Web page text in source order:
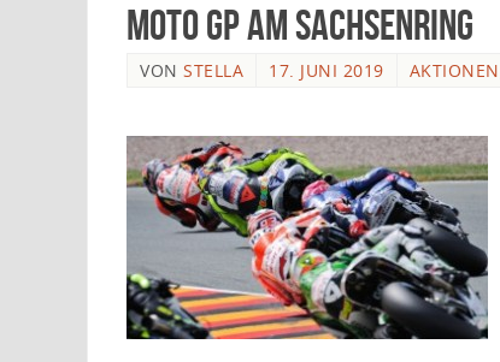
Moto GP am Sachsenring
VON STELLA 17. JUNI 2019 AKTIONEN